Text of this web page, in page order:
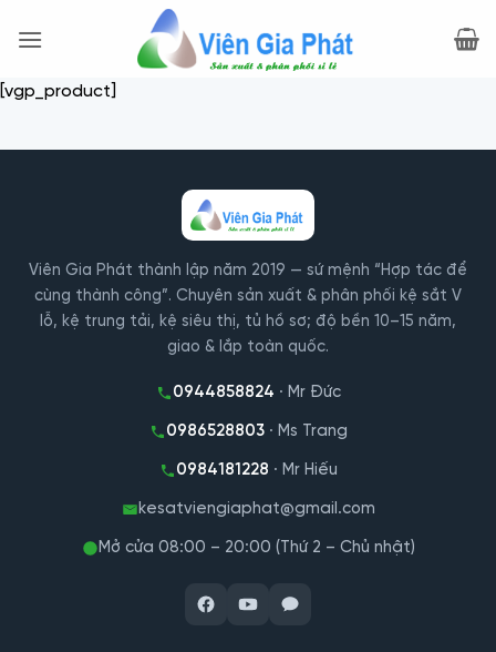
qua
dung
[vgp_product]
Viên Gia Phát thành lập năm 2019 — sứ mệnh “Hợp tác để
cùng thành công”. Chuyên sản xuất & phân phối kệ sắt V
lỗ, kệ trung tải, kệ siêu thị, tủ hồ sơ; độ bền 10–15 năm,
giao & lắp toàn quốc.
0944858824 · Mr Đức
0986528803· Ms Trang
0984181228 · Mr Hiếu
kesatviengiaphat@gmail.com
Mở cửa 08:00 – 20:00 (Thứ 2 – Chủ nhật)